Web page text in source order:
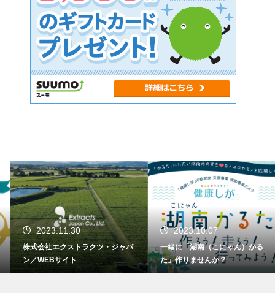
2023.11.30
株式会社エクストラクツ・ジャパ
ン／WEBサイト
2023.10.07
一緒に「湖南（こにゃん）かる
た」作りませんか？